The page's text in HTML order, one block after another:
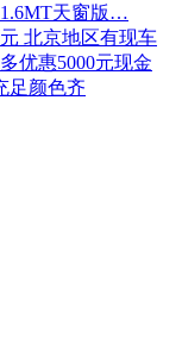
天窗版…
北京地区有现车
优惠5000元现金
足颜色齐